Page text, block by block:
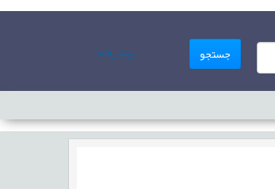
جستجو پیشرفته